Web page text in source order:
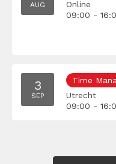
AUG
Online
09:00 -
3
SEP
Time
Utrecht
09:00 -